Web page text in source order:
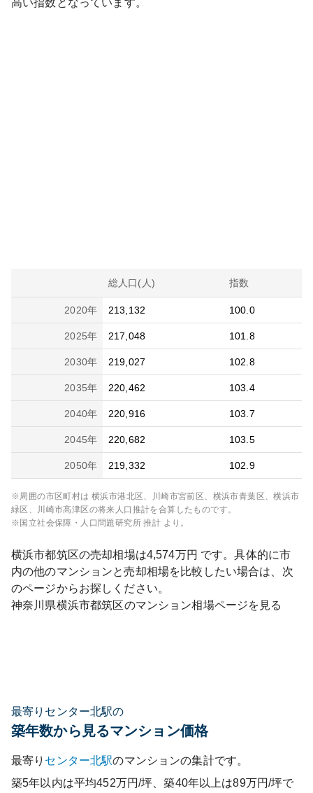
高い指数となっています。
総人口(人) 指数
2020年 213,132 100.0
2025年 217,048 101.8
2030年 219,027 102.8
2035年 220,462 103.4
2040年 220,916 103.7
2045年 220,682 103.5
2050年 219,332 102.9
※周囲の市区町村は 横浜市港北区、川崎市宮前区、横浜市青葉区、横浜市
緑区、川崎市高津区の将来人口推計を合算したものです。
※国立社会保障・人口問題研究所 推計 より。
横浜市都筑区の売却相場は4,574万円 です。具体的に市
内の他のマンションと売却相場を比較したい場合は、次
のページからお探しください。
神奈川県横浜市都筑区のマンション相場ページを見る
最寄りセンター北駅の
築年数から見るマンション価格
最寄り センター北駅のマンションの集計です。
築5年以内は平均452万円/坪、築40年以上は89万円/坪で